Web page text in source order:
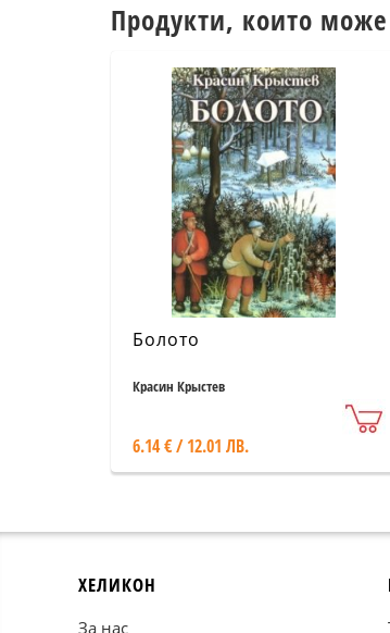
Продукти, които
Болото
Красин Крыстев
6.14 € / 12.01 ЛВ.
ХЕЛИКОН
За нас